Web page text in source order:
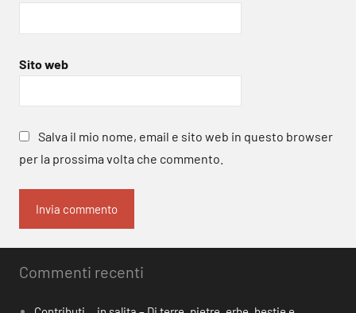
Sito web
Salva il mio nome, email e sito web in questo browser
per la prossima volta che commento.
Commenti recenti